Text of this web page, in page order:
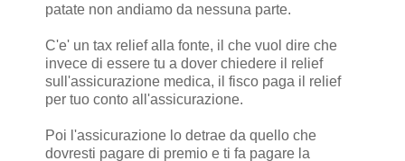
patate non andiamo da nessuna parte.
C'e' un tax relief alla fonte, il che vuol dire che
invece di essere tu a dover chiedere il relief
sull'assicurazione medica, il fisco paga il relief
per tuo conto all'assicurazione.
Poi l'assicurazione lo detrae da quello che
dovresti pagare di premio e ti fa pagare la